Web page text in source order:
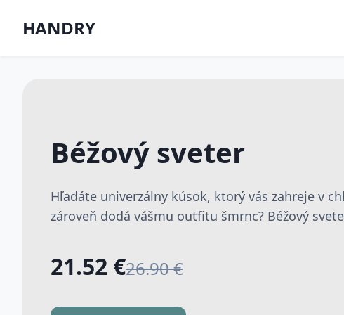
HANDRY
Béžový sveter
Hľadáte univerzálny kúsok, ktorý vás zahreje v
zároveň dodá vášmu outfitu šmrnc? Béžový
21.52 €26.90 €